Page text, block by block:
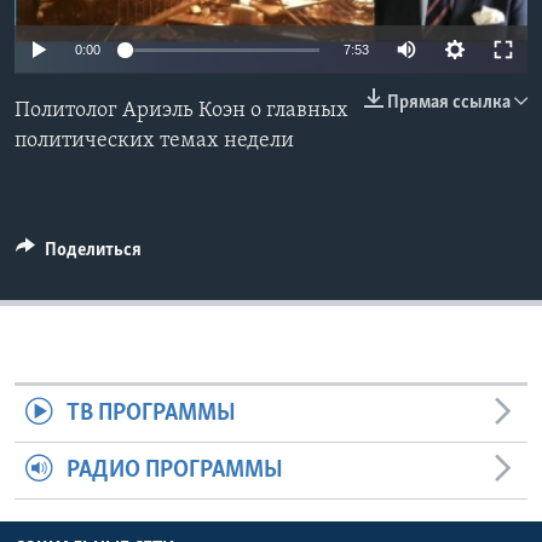
Learning English
СОЦИАЛЬНЫЕ СЕТИ
0:00 7:53
Прямая ссылка
Политолог Ариэль Коэн о главных
политических темах недели
Поделиться
ТВ ПРОГРАММЫ
РАДИО ПРОГРАММЫ